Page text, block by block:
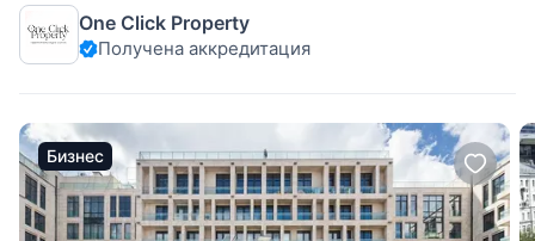
кухню, столовую, три спальни с ванными комнатами и
гардеробными. Приятные виды на парк и
One Click Property
Получена аккредитация
Бизнес